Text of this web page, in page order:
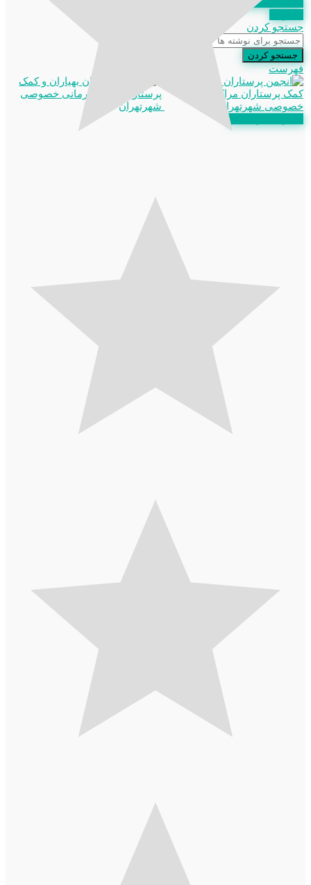
جستجو کردن
جستجو کردن
فهرست
عضویت در انجمن